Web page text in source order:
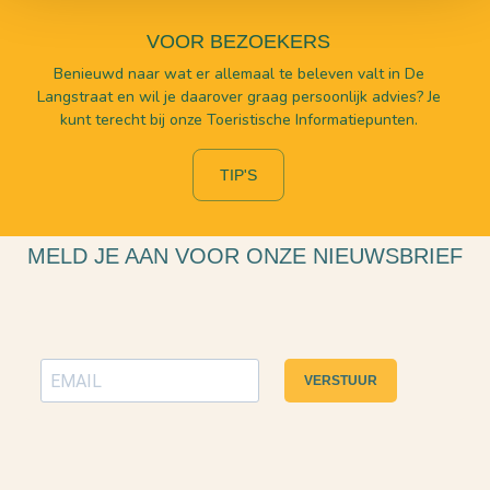
VOOR BEZOEKERS
Benieuwd naar wat er allemaal te beleven valt in De
Langstraat en wil je daarover graag persoonlijk advies? Je
kunt terecht bij onze Toeristische Informatiepunten.
TIP'S
MELD JE AAN VOOR ONZE NIEUWSBRIEF
VERSTUUR